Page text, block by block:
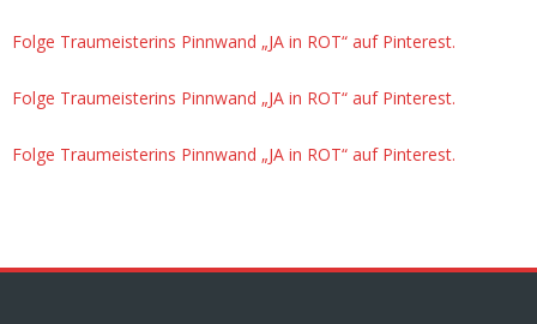
Folge Traumeisterins Pinnwand „JA in ROT“ auf Pinterest.
Folge Traumeisterins Pinnwand „JA in ROT“ auf Pinterest.
Folge Traumeisterins Pinnwand „JA in ROT“ auf Pinterest.